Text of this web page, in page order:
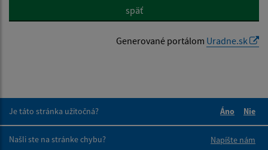
späť
Generované portálom Uradne.sk
Je táto stránka užitočná?
Áno
Nie
Našli ste na stránke chybu?
Napíšte nám